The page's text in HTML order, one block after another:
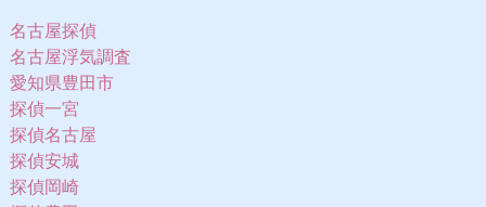
名古屋探偵
名古屋浮気調査
愛知県豊田市
探偵一宮
探偵名古屋
探偵安城
探偵岡崎